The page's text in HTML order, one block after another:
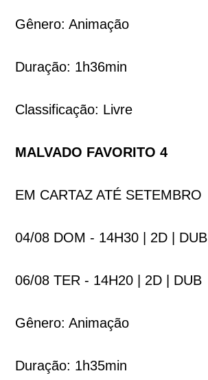
Gênero: Animação
Duração: 1h36min
Classificação: Livre
MALVADO FAVORITO 4
EM CARTAZ ATÉ SETEMBRO
04/08 DOM - 14H30 | 2D | DUB
06/08 TER - 14H20 | 2D | DUB
Gênero: Animação
Duração: 1h35min